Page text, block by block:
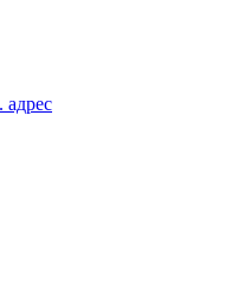
адрес